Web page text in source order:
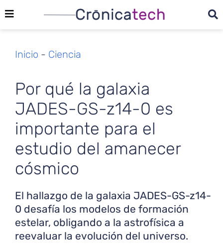
Inicio - Ciencia
Por qué la galaxia
JADES-GS-z14-0 es
importante para el
estudio del amanecer
cósmico
El hallazgo de la galaxia JADES-GS-z14-
0 desafía los modelos de formación
estelar, obligando a la astrofísica a
reevaluar la evolución del universo.